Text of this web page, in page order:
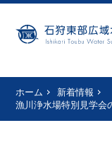
ホーム
新着情報
漁川浄水場特別見学会